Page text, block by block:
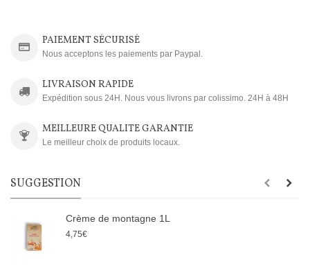
PAIEMENT SÉCURISÉ
Nous acceptons les paiements par Paypal.
LIVRAISON RAPIDE
Expédition sous 24H. Nous vous livrons par colissimo. 24H à 48H
MEILLEURE QUALITE GARANTIE
Le meilleur choix de produits locaux.
SUGGESTION
Crème de montagne 1L
4,75€